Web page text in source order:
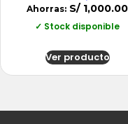
Ahorras: S/ 1,000.00
✓ Stock disponible
Ver producto